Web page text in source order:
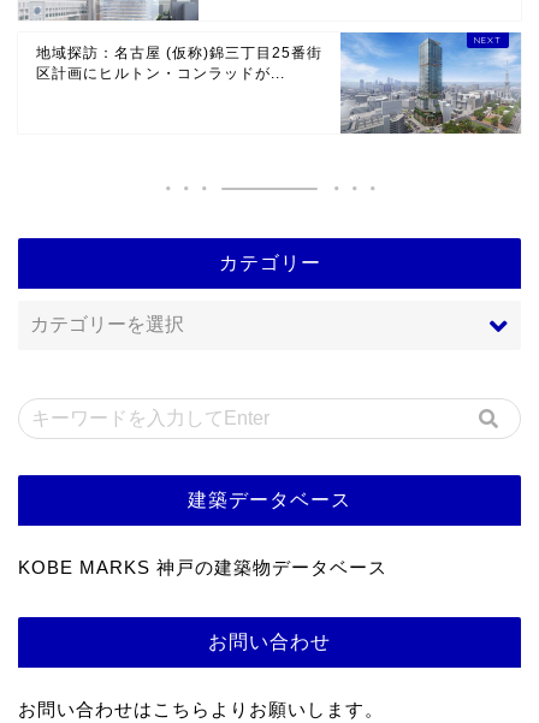
地域探訪：名古屋 (仮称)錦三丁目25番街
区計画にヒルトン・コンラッドが...
カテゴリー
建築データベース
KOBE MARKS 神戸の建築物データベース
お問い合わせ
お問い合わせはこちらよりお願いします。